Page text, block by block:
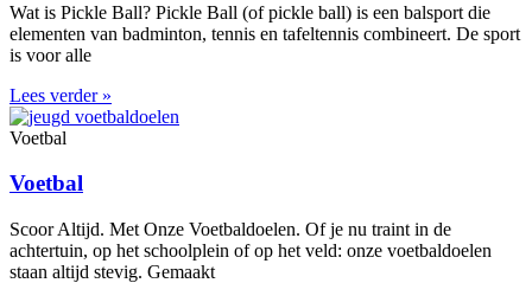
Wat is Pickle Ball? Pickle Ball (of pickle ball) is een balsport die
elementen van badminton, tennis en tafeltennis combineert. De sport
is voor alle
Lees verder »
Voetbal
Voetbal
Scoor Altijd. Met Onze Voetbaldoelen. Of je nu traint in de
achtertuin, op het schoolplein of op het veld: onze voetbaldoelen
staan altijd stevig. Gemaakt